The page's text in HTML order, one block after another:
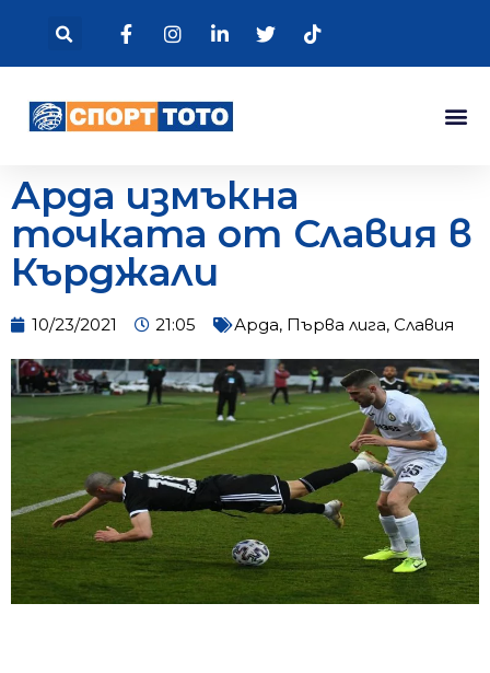
Арда измъкна
точката от Славия в
Кърджали
10/23/2021 21:05 Арда, Първа лига, Славия